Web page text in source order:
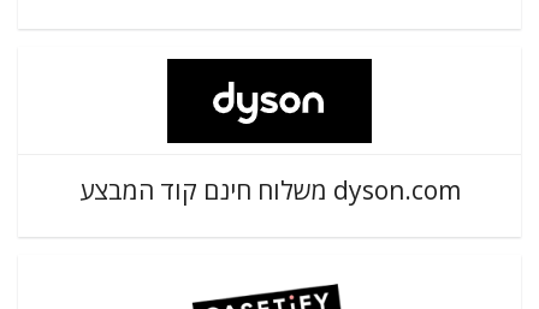
dyson.com משלוח חינם קוד המבצע